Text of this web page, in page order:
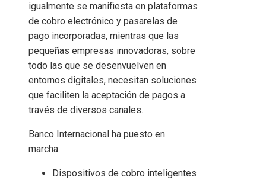
igualmente se manifiesta en plataformas
de cobro electrónico y pasarelas de
pago incorporadas, mientras que las
pequeñas empresas innovadoras, sobre
todo las que se desenvuelven en
entornos digitales, necesitan soluciones
que faciliten la aceptación de pagos a
través de diversos canales.
Banco Internacional ha puesto en
marcha:
Dispositivos de cobro inteligentes